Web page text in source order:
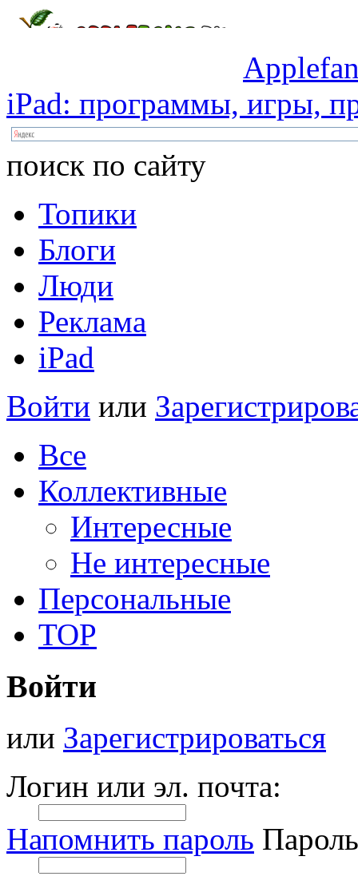
iPad: программы, игры,
поиск по сайту
Топики
Блоги
Люди
Реклама
iPad
Войти или
Все
Коллективные
Интересные
Не интересные
Персональные
TOP
Войти
или Зарегистрироваться
Логин или эл. почта:
Напомнить пароль